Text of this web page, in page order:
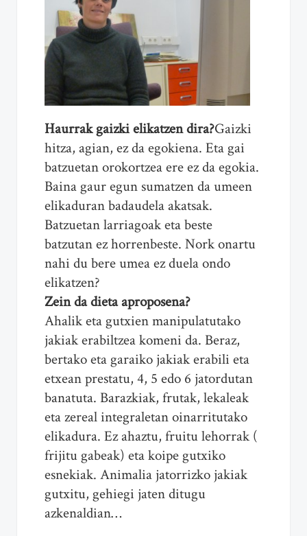
Haurrak gaizki elikatzen dira?Gaizki
hitza, agian, ez da egokiena. Eta gai
batzuetan orokortzea ere ez da egokia.
Baina gaur egun sumatzen da umeen
elikaduran badaudela akatsak.
Batzuetan larriagoak eta beste
batzutan ez horrenbeste. Nork onartu
nahi du bere umea ez duela ondo
elikatzen?
Zein da dieta aproposena?
Ahalik eta gutxien manipulatutako
jakiak erabiltzea komeni da. Beraz,
bertako eta garaiko jakiak erabili eta
etxean prestatu, 4, 5 edo 6 jatordutan
banatuta. Barazkiak, frutak, lekaleak
eta zereal integraletan oinarritutako
elikadura. Ez ahaztu, fruitu lehorrak (
frijitu gabeak) eta koipe gutxiko
esnekiak. Animalia jatorrizko jakiak
gutxitu, gehiegi jaten ditugu
azkenaldian…